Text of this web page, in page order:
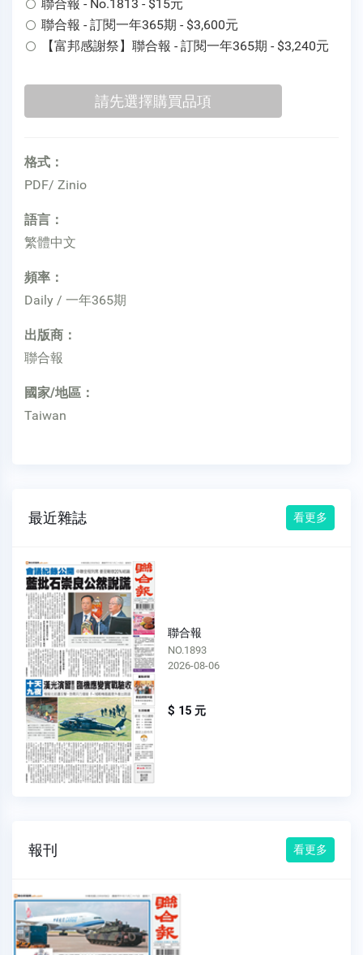
聯合報 - No.1813 - $15元
聯合報 - 訂閱一年365期 - $3,600元
【富邦感謝祭】聯合報 - 訂閱一年365期 - $3,240元
格式：
PDF/ Zinio
語言：
繁體中文
頻率：
Daily / 一年365期
出版商：
聯合報
國家/地區：
Taiwan
最近雜誌 看更多
NO.1892
2026-08-05
$ 15 元
報刊 看更多